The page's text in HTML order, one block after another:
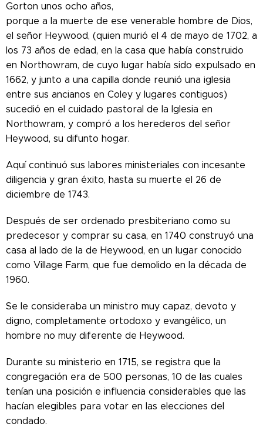
Gorton unos ocho años,
porque a la muerte de ese venerable hombre de Dios,
el señor Heywood, (quien murió el 4 de mayo de 1702, a
los 73 años de edad, en la casa que había construido
en Northowram, de cuyo lugar había sido expulsado en
1662, y junto a una capilla donde reunió una iglesia
entre sus ancianos en Coley y lugares contiguos)
sucedió en el cuidado pastoral de la Iglesia en
Northowram, y compró a los herederos del señor
Heywood, su difunto hogar.
Aquí continuó sus labores ministeriales con incesante
diligencia y gran éxito, hasta su muerte el 26 de
diciembre de 1743.
Después de ser ordenado presbiteriano como su
predecesor y comprar su casa, en 1740 construyó una
casa al lado de la de Heywood, en un lugar conocido
como Village Farm, que fue demolido en la década de
1960.
Se le consideraba un ministro muy capaz, devoto y
digno, completamente ortodoxo y evangélico, un
hombre no muy diferente de Heywood.
Durante su ministerio en 1715, se registra que la
congregación era de 500 personas, 10 de las cuales
tenían una posición e influencia considerables que las
hacían elegibles para votar en las elecciones del
condado.